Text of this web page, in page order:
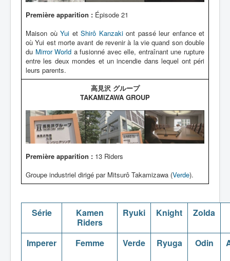
Première apparition : Épisode 21
Maison où Yui et Shirô Kanzakiont passé leur enfance et
où Yui est morte avant de revenir à la vie quand son double
du Mirror World a fusionné avec elle, entraînant une rupture
entre les deux mondes et un incendie dans lequel ont péri
leurs parents.
高見沢 グループ
TAKAMIZAWA GROUP
Première apparition : 13 Riders
Groupe industriel dirigé par Mitsurô Takamizawa (Verde).
Série
Kamen
Riders
Ryuki Knight Zolda
Imperer Femme Verde Ryuga Odin